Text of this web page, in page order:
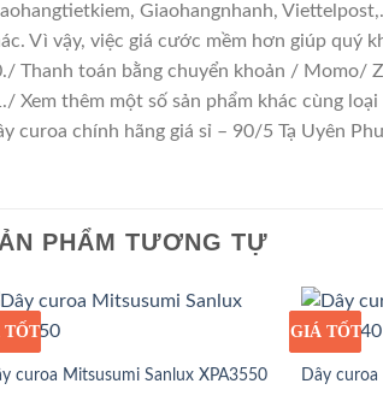
Giaohangnhanh,
Vì vậy, việc giá cước mềm hơn giúp quý
Thanh toán bằng chuyển khoản / Momo/
Xem thêm một số sản phẩm khác cùng
curoa chính hãng giá sỉ – 90/5 Tạ Uyên
PHẨM TƯƠNG TỰ
SỈ
TỐT
curoa Mitsusumi Sanlux XPA3550
GIÁ SỈ
GIÁ TỐT
Dây